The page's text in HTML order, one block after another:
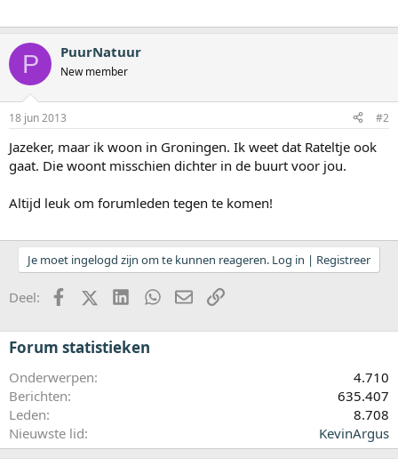
P PuurNatuur
New member
18 jun 2013 #2
Jazeker, maar ik woon in Groningen. Ik weet dat Rateltje ook
gaat. Die woont misschien dichter in de buurt voor jou.
Altijd leuk om forumleden tegen te komen!
Je moet ingelogd zijn om te kunnen reageren. Log in | Registreer
Deel: FacebookX (Twitter)LinkedInWhatsApp
E-mailkoppeling
Forum statistieken
Onderwerpen
4.710
Berichten
635.407
Leden
8.708
Nieuwste lid
KevinArgus